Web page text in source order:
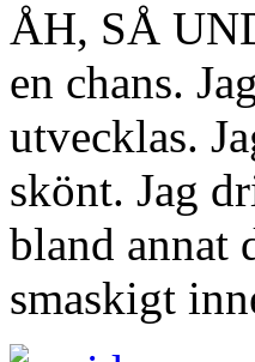
ÅH, SÅ
en chans.
utvecklas.
skönt. Jag
bland annat
smaskigt